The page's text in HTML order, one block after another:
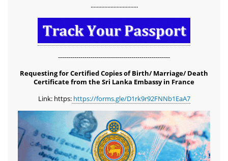
...............................
-------------------------------------------------------
Requesting for Certified Copies of Birth/ Marriage/ Death
Certificate from the Sri Lanka Embassy in France
Link: https:https://forms.gle/D1rk9r92FNNb1EaA7